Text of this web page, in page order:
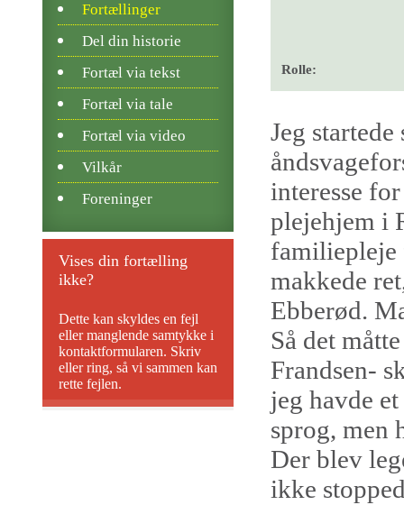
Rolle:
Jeg
interesse
plejehjem i
familiepleje
makkede
Ebberød.
Så det
Frandsen-
jeg havde
sprog, men
Der blev
ikke
Fortællinger
Del din historie
Fortæl via tekst
Fortæl via tale
Fortæl via video
Vilkår
Foreninger
Vises din fortælling
ikke?
Dette kan skyldes en fejl
eller manglende samtykke i
kontaktformularen. Skriv
eller ring, så vi sammen kan
rette fejlen.